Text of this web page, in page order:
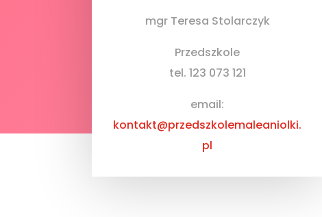
mgr Teresa Stolarczyk
Przedszkole
tel. 123 073 121
email:
kontakt@przedszkolemaleaniolki.
pl